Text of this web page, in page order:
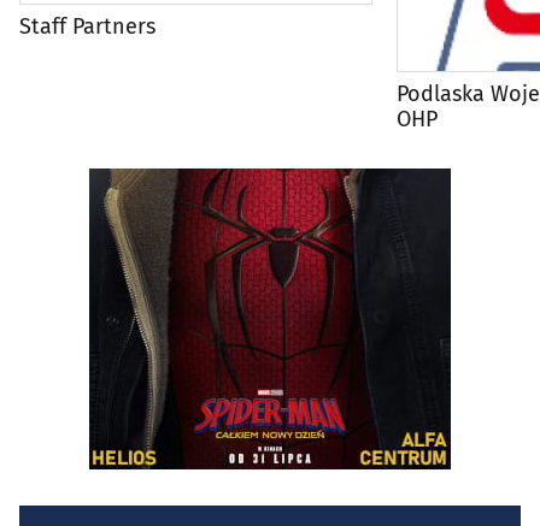
Staff Partners
Podlaska
OHP